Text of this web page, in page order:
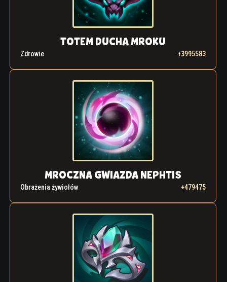
TOTEM DUCHA MROKU
Zdrowie +3995583
MROCZNA GWIAZDA NEPHTIS
Obrażenia żywiołów +479475